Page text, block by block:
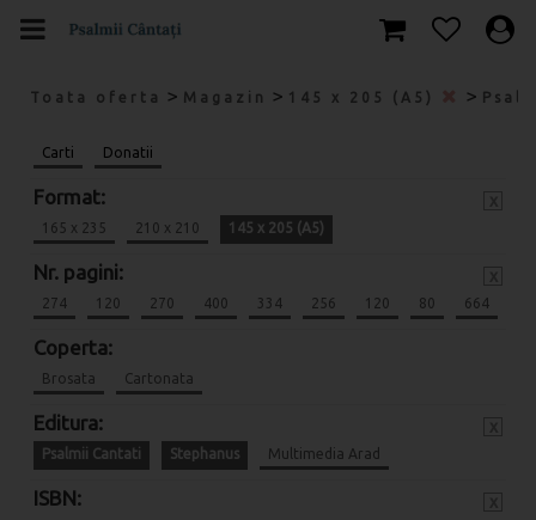
Toata oferta > Magazin > 145 x 205 (A5) >
Carti Donatii
Format:
165 x 235 210 x 210 145 x 205 (A5)
Nr. pagini:
274 120 270 400 334 256 120 80 664
Coperta:
Brosata Cartonata
Editura:
Psalmii Cantati Stephanus Multimedia Arad
ISBN: